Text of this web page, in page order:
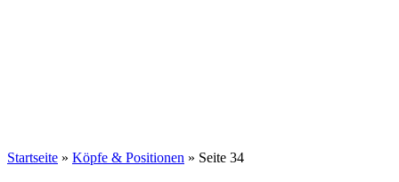
Startseite » Köpfe & Positionen » Seite 34